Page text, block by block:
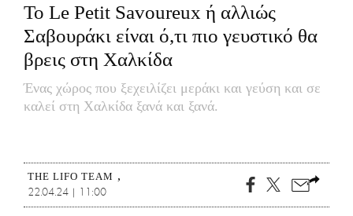
Το Le Petit Savoureux ή αλλιώς
Σαβουράκι είναι ό,τι πιο γευστικό θα
βρεις στη Χαλκίδα
Ένας χώρος που ξεχειλίζει μεράκι και γεύση και σε
καλεί στη Χαλκίδα ξανά και ξανά.
THE LIFO TEAM
22.04.24 | 11:00